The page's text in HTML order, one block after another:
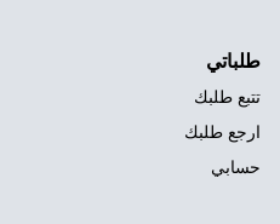
طلباتي
تتبع طلبك
ارجع طلبك
حسابي